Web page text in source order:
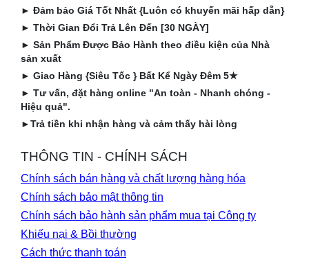
► Đảm bảo Giá Tốt Nhất {Luôn có khuyến mãi hấp dẫn}
► Thời Gian Đổi Trả Lên Đến [30 NGÀY]
► Sản Phẩm Được Bảo Hành theo điều kiện của Nhà
sản xuất
► Giao Hàng {Siêu Tốc } Bất Kể Ngày Đêm 5★
► Tư vấn, đặt hàng online "An toàn - Nhanh chóng -
Hiệu quả".
►Trả tiền khi nhận hàng và cảm thấy hài lòng
THÔNG TIN - CHÍNH SÁCH
Chính sách bán hàng và chất lượng hàng hóa
Chính sách bảo mật thông tin
Chính sách bảo hành sản phẩm mua tại Công ty
Khiếu nại & Bồi thường
Cách thức thanh toán